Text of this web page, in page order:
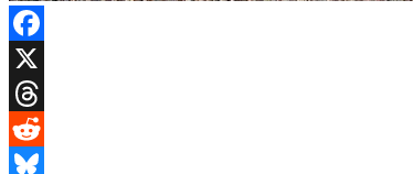
Facebook
X
Threads
Reddit